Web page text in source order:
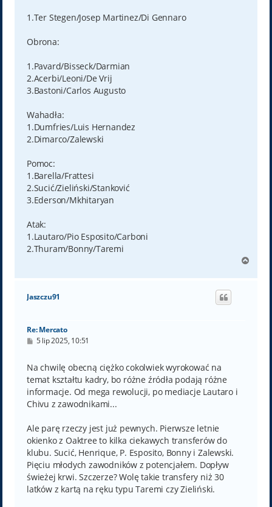
1.Ter Stegen/Josep Martinez/Di Gennaro
Obrona:
1.Pavard/Bisseck/Darmian
2.Acerbi/Leoni/De Vrij
3.Bastoni/Carlos Augusto
Wahadła:
1.Dumfries/Luis Hernandez
2.Dimarco/Zalewski
Pomoc:
1.Barella/Frattesi
2.Sucić/Zieliński/Stanković
3.Ederson/Mkhitaryan
Atak:
1.Lautaro/Pio Esposito/Carboni
2.Thuram/Bonny/Taremi
g
Jaszczu91
Re: Mercato
P
t
5 lip 2025, 10:51
Na chwilę obecną ciężko cokolwiek wyrokować na
temat kształtu kadry, bo różne źródła podają różne
informacje. Od mega rewolucji, po mediacje Lautaro i
Chivu z zawodnikami...
Ale parę rzeczy jest już pewnych. Pierwsze letnie
okienko z Oaktree to kilka ciekawych transferów do
klubu. Sucić, Henrique, P. Esposito, Bonny i Zalewski.
Pięciu młodych zawodników z potencjałem. Dopływ
świeżej krwi. Szczerze? Wolę takie transfery niż 30
latków z kartą na ręku typu Taremi czy Zieliński.